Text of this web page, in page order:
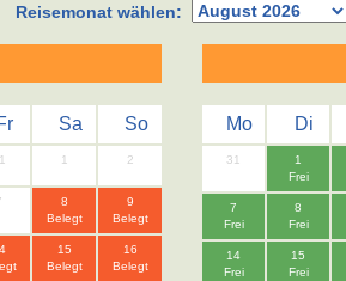
Reisemonat wählen:
Sa So
1 2
8
Belegt
9
Belegt
15
Belegt
16
Belegt
Mo Di
31
1
Frei
7
Frei
8
Frei
14
Frei
15
Frei